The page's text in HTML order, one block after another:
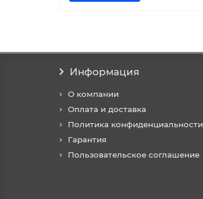
Информация
О компании
Оплата и доставка
Политика конфиденциальности
Гарантия
Пользовательское соглашение